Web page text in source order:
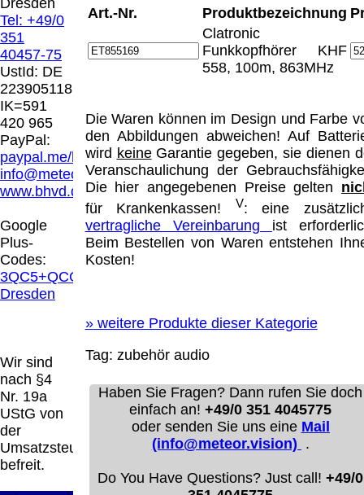
Dresden
Tel: +49/0
351
40457-75
UstId: DE
223905118
IK=591
420 965
PayPal:
paypal.me/blindenhilfsmittel
info@meteor.vision
www.bhvd.de
Google
Plus-
Codes:
3QC5+QCG
Dresden
Wir sind
nach §4
Nr. 19a
UStG von
der
Umsatzsteuer
befreit.
Art.-Nr.
Produktbezeichnung
Clatronic
Funkkopfhörer KHF
558, 100m, 863MHz
Die Waren können im Design und Farbe
den Abbildungen abweichen! Auf
wird keineGarantie gegeben, sie dienen
Veranschaulichung der
Die hier angegebenen Preise gelten
für Krankenkassen!
V: eine
vertragliche Vereinbarung ist
Beim Bestellen von Waren entstehen
Kosten!
»weitere Produkte dieser Kategorie
Tag: zubehöraudio
Haben Sie Fragen? Dann rufen Sie doch
einfach an!+49/0 351 4045775
oder senden Sie uns eine Mail
(info@meteor.vision) .
Do You Have Questions? Just call!+49/0
Firmen. Preisänderungen, Irrtümer und
technische Änderungen vorbehalten.
letzte Änderung: 24. Juni 2026 Blinden
Hilfsmittel Vertrieb Dresden,
Mit einem Urteil vom 12.05.1998 - 312 O
85/98 - Haftung für Links hat das Landgericht
Hamburg entschieden, dass man durch die
Anbringung eines Links, die Inhalte der
gelinkten Seite ggf. mit zu verantworten hat.
Dieses kann nur dadurch verhindert werden,
dass man sich ausdrücklich von diesen
Inhalten distanziert. Hiermit distanzieren wir
uns ausdrücklich von allen Inhalten, aller
gelinkten Seiten auf unserer Homepage und
machen uns diese Inhalte nicht zu eigen.
Diese Erklärung gilt für alle auf unserer
Homepage angebrachten Links.
Die Europäische Kommission stellt eine
bereit. Die Plattform finden Sie unter
http://ec.europa.eu/consumers/odr/
Mailadresse lautet:info@meteor.vision.
Seitenanfang
Impressum AGB Widerruf
Datenschutz
Urheberrechte Kontakt
Links
Katalog (PDF)
Sitemap
große Anzeige